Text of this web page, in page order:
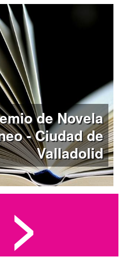
de Novela
- Ciudad de
Valladolid
>